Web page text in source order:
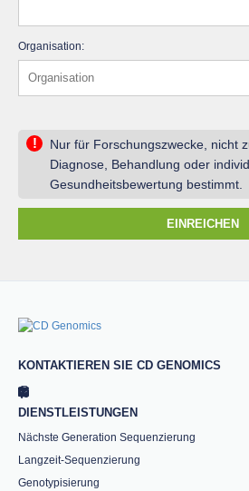
Organisation:
!
Nur für Forschungszwecke, nicht
Diagnose, Behandlung oder
Gesundheitsbewertung bestimmt.
EINREICHEN
KONTAKTIEREN SIE CD GENOMICS
DIENSTLEISTUNGEN
Nächste Generation Sequenzierung
Langzeit-Sequenzierung
Genotypisierung